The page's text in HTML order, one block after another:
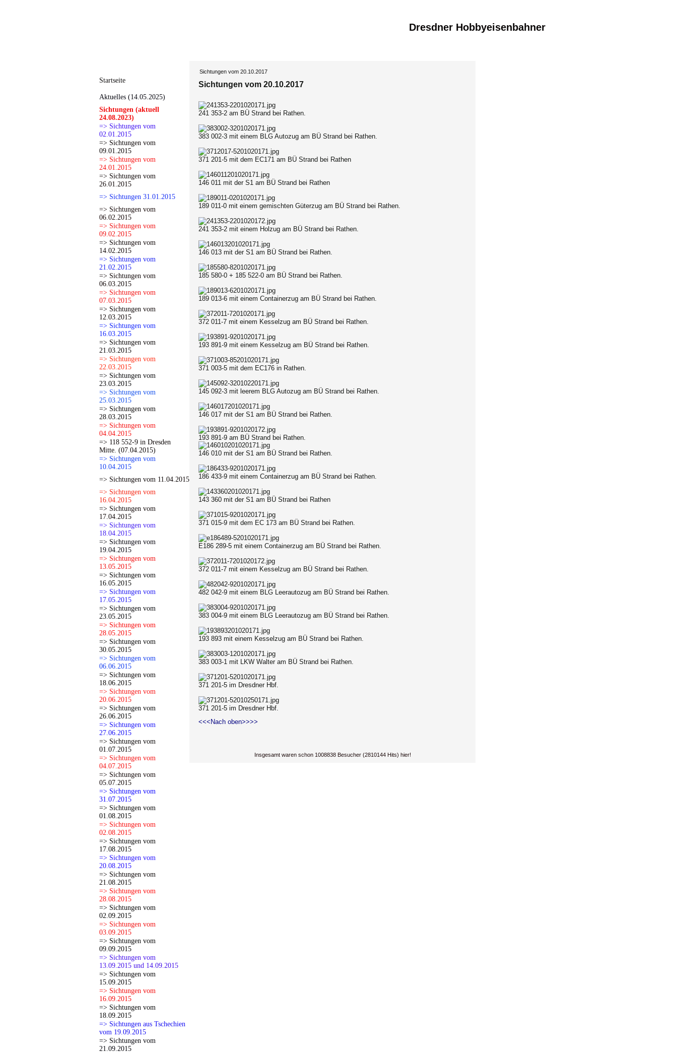
Dresdner Hobbyeisenbahner
Startseite
Aktuelles (14.05.2025)
Sichtungen (aktuell
24.08.2023)
=> Sichtungen vom
02.01.2015
=> Sichtungen vom
09.01.2015
=> Sichtungen vom
24.01.2015
=> Sichtungen vom
26.01.2015
=> Sichtungen 31.01.2015
=> Sichtungen vom
06.02.2015
=> Sichtungen vom
09.02.2015
=> Sichtungen vom
14.02.2015
=> Sichtungen vom
21.02.2015
=> Sichtungen vom
06.03.2015
=> Sichtungen vom
07.03.2015
=> Sichtungen vom
12.03.2015
=> Sichtungen vom
16.03.2015
=> Sichtungen vom
21.03.2015
=> Sichtungen vom
22.03.2015
=> Sichtungen vom
23.03.2015
=> Sichtungen vom
25.03.2015
=> Sichtungen vom
28.03.2015
=> Sichtungen vom
04.04.2015
=> 118 552-9 in Dresden
Mitte. (07.04.2015)
=> Sichtungen vom
10.04.2015
=> Sichtungen vom 11.04.2015
=> Sichtungen vom
16.04.2015
=> Sichtungen vom
17.04.2015
=> Sichtungen vom
18.04.2015
=> Sichtungen vom
19.04.2015
=> Sichtungen vom
13.05.2015
=> Sichtungen vom
16.05.2015
=> Sichtungen vom
17.05.2015
=> Sichtungen vom
23.05.2015
=> Sichtungen vom
28.05.2015
=> Sichtungen vom
30.05.2015
=> Sichtungen vom
06.06.2015
=> Sichtungen vom
18.06.2015
=> Sichtungen vom
20.06.2015
=> Sichtungen vom
26.06.2015
=> Sichtungen vom
27.06.2015
=> Sichtungen vom
01.07.2015
=> Sichtungen vom
04.07.2015
=> Sichtungen vom
05.07.2015
=> Sichtungen vom
31.07.2015
=> Sichtungen vom
01.08.2015
=> Sichtungen vom
02.08.2015
=> Sichtungen vom
17.08.2015
=> Sichtungen vom
20.08.2015
=> Sichtungen vom
21.08.2015
=> Sichtungen vom
28.08.2015
=> Sichtungen vom
02.09.2015
=> Sichtungen vom
03.09.2015
=> Sichtungen vom
09.09.2015
=> Sichtungen vom
13.09.2015 und 14.09.2015
=> Sichtungen vom
15.09.2015
=> Sichtungen vom
16.09.2015
=> Sichtungen vom
18.09.2015
=> Sichtungen aus Tschechien
vom 19.09.2015
=> Sichtungen vom
21.09.2015
Sichtungen vom 20.10.2017
Sichtungen vom 20.10.2017
241 353-2 am BÜ Strand bei Rathen.
383 002-3 mit einem BLG Autozug am BÜ Strand bei Rathen.
371 201-5 mit dem EC171 am BÜ Strand bei Rathen
146 011 mit der S1 am BÜ Strand bei Rathen
189 011-0 mit einem gemischten Güterzug am BÜ Strand bei Rathen.
241 353-2 mit einem Holzug am BÜ Strand bei Rathen.
146 013 mit der S1 am BÜ Strand bei Rathen.
185 580-0 + 185 522-0 am BÜ Strand bei Rathen.
189 013-6 mit einem Containerzug am BÜ Strand bei Rathen.
372 011-7 mit einem Kesselzug am BÜ Strand bei Rathen.
193 891-9 mit einem Kesselzug am BÜ Strand bei Rathen.
371 003-5 mit dem EC176 in Rathen.
145 092-3 mit leerem BLG Autozug am BÜ Strand bei Rathen.
146 017 mit der S1 am BÜ Strand bei Rathen.
193 891-9 am BÜ Strand bei Rathen.
146 010 mit der S1 am BÜ Strand bei Rathen.
186 433-9 mit einem Containerzug am BÜ Strand bei Rathen.
143 360 mit der S1 am BÜ Strand bei Rathen
371 015-9 mit dem EC 173 am BÜ Strand bei Rathen.
E186 289-5 mit einem Containerzug am BÜ Strand bei Rathen.
372 011-7 mit einem Kesselzug am BÜ Strand bei Rathen.
482 042-9 mit einem BLG Leerautozug am BÜ Strand bei Rathen.
383 004-9 mit einem BLG Leerautozug am BÜ Strand bei Rathen.
193 893 mit einem Kesselzug am BÜ Strand bei Rathen.
383 003-1 mit LKW Walter am BÜ Strand bei Rathen.
371 201-5 im Dresdner Hbf.
371 201-5 im Dresdner Hbf.
<<<Nach oben>>>>
Insgesamt waren schon 1008838 Besucher (2810144 Hits) hier!